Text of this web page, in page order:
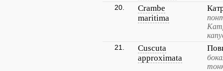
20.
Crambe
maritima
21.
Cuscuta
approximata